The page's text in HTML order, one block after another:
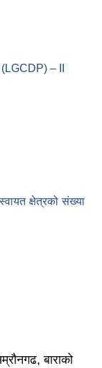
– II
क्षेत्रको संख्या
बाराको